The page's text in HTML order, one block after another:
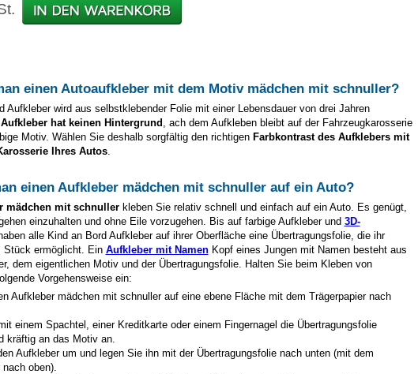
einen Autoaufkleber mit dem Motiv mädchen mit schnuller?
Aufkleber wird aus selbstklebender Folie mit einer Lebensdauer von drei Jahren
Aufkleber hat keinen Hintergrund, ach dem Aufkleben bleibt auf der Fahrzeugkarosserie
Motiv. Wählen Sie deshalb sorgfältig den richtigen Farbkontrast des Aufklebers mit
Ihres Autos.
einen Aufkleber mädchen mit schnullerauf ein Auto?
mädchen mit schnullerkleben Sie relativ schnell und einfach auf ein Auto. Es genügt,
einzuhalten und ohne Eile vorzugehen. Bis auf farbige Aufkleber und 3D-
alle Kind an Bord Aufkleber auf ihrer Oberfläche eine Übertragungsfolie, die ihr
Stück ermöglicht. Ein Aufkleber mit NamenKopf eines Jungen mit Namen besteht aus
dem eigentlichen Motiv und der Übertragungsfolie. Halten Sie beim Kleben von
Vorgehensweise ein:
Aufkleber mädchen mit schnullerauf eine ebene Fläche mit dem Trägerpapier nach
einem Spachtel, einer Kreditkarte oder einem Fingernagel die Übertragungsfolie
kräftig an das Motiv an.
Aufkleber um und legen Sie ihn mit der Übertragungsfolie nach unten (mit dem
nach oben).